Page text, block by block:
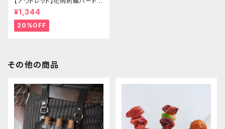
ッグ
¥1,344
20%OFF
その他の商品